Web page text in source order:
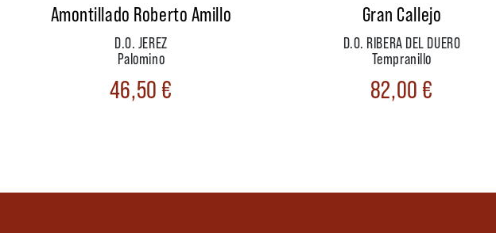
Amontillado Roberto Amillo
D.O. JEREZ
Palomino
46,50€
Gran Callejo
D.O. RIBERA DEL DUERO
Tempranillo
82,00€